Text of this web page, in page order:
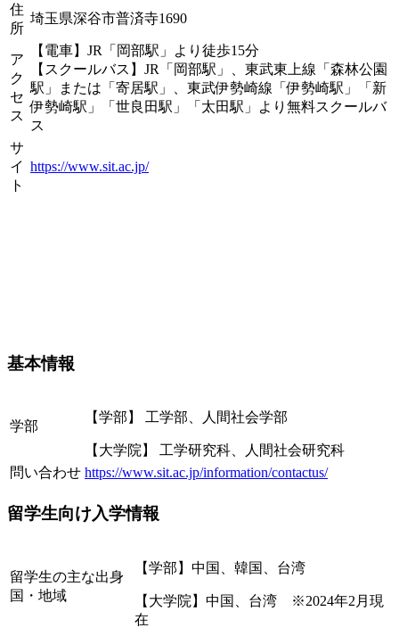
住
所
埼玉県深谷市普済寺1690
ア
ク
セ
ス
【電車】JR「岡部駅」より徒歩15分
【スクールバス】JR「岡部駅」、東武東上線「森林公園
駅」または「寄居駅」、東武伊勢崎線「伊勢崎駅」「新
伊勢崎駅」「世良田駅」「太田駅」より無料スクールバ
ス
サ
イ
ト
https://www.sit.ac.jp/
基本情報
学部
【学部】 工学部、人間社会学部
【大学院】 工学研究科、人間社会研究科
問い合わせ https://www.sit.ac.jp/information/contactus/
留学生向け入学情報
留学生の主な出身
国・地域
【学部】中国、韓国、台湾
【大学院】中国、台湾 ※2024年2月現
在